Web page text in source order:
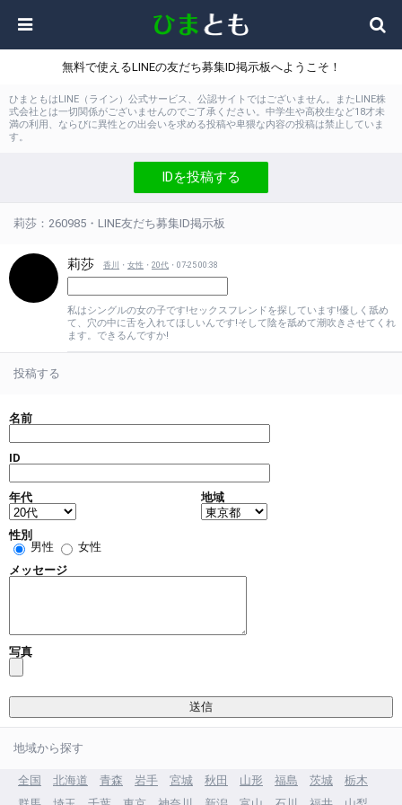
無料で使えるLINEの友だち募集ID掲示板へようこそ！
ひまともはLINE（ライン）公式サービス、公認サイトではございません。またLINE株
式会社とは一切関係がございませんのでご了承ください。中学生や高校生など18才未
満の利用、ならびに異性との出会いを求める投稿や卑猥な内容の投稿は禁止していま
す。
IDを投稿する
莉莎：260985・LINE友だち募集ID掲示板
莉莎 香川 ・ 女性 ・ 20代 ・07-25 00:38
私はシングルの女の子です!セックスフレンドを探しています!優しく舐め
て、穴の中に舌を入れてほしいんです!そして陰を舐めて潮吹きさせてくれ
ます。できるんですか!
投稿する
名前
ID
年代 地域
性別
男性
女性
メッセージ
写真
地域から探す
全国 北海道 青森 岩手 宮城 秋田 山形 福島 茨城
栃木